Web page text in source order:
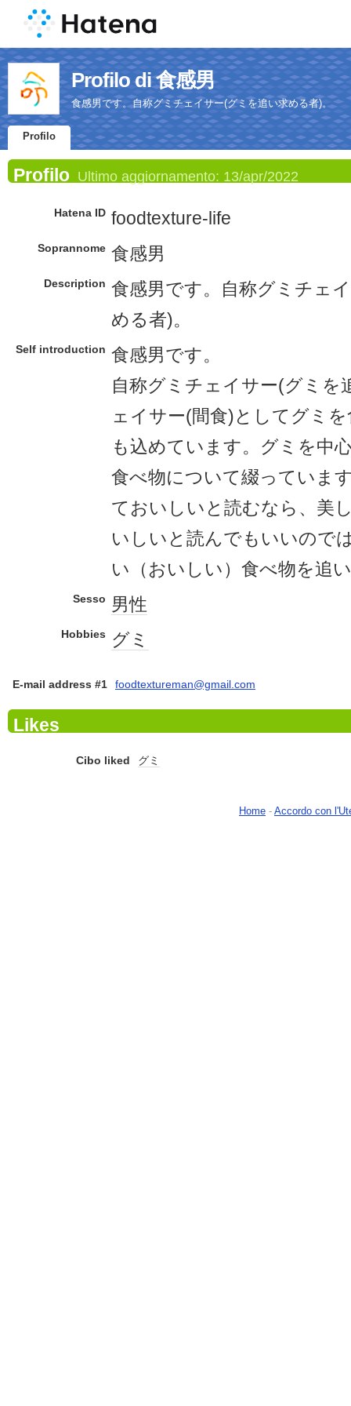
Profilo di 食感男
食感男です。自称グミチェイサー(グミを追い求める者)。
Profilo
Profilo Ultimo aggiornamento: 13/apr/2022
Hatena ID foodtexture-life
Soprannome 食感男
Description 食感男です。自称グミチェ
める者)。
Self introduction 食感男です。
自称グミチェイサー(グミを
ェイサー(間食)としてグミ
も込めています。グミを中
食べ物について綴っていま
ておいしいと読むなら、美
いしいと読んでもいいので
い（おいしい）食べ物を追
Sesso 男性
Hobbies グミ
E-mail address #1 foodtextureman@gmail.com
Likes
Cibo liked グミ
Home - Accordo con